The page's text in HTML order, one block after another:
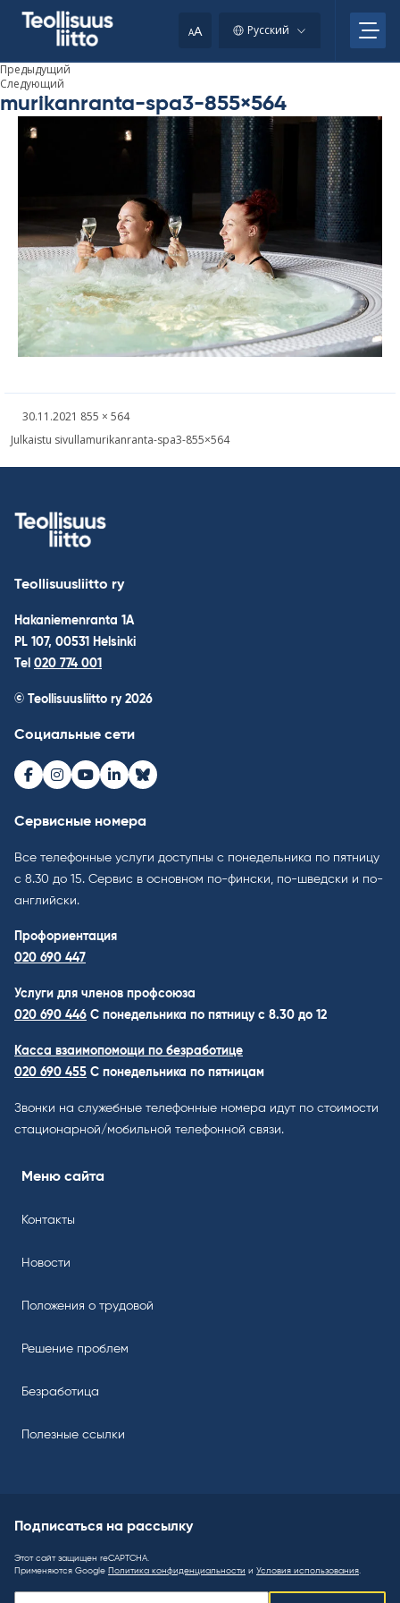
AA Русский
Предыдущий
Следующий
murikanranta-spa3-855×564
Kirjoitettu
30.11.2021 Täysikokoinen
855 × 564
Навигация
Julkaistu sivullamurikanranta-spa3-855×564
Teollisuusliitto ry
Hakaniemenranta 1A
PL 107, 00531 Helsinki
Tel 020 774 001
© Teollisuusliitto ry 2026
Социальные сети
Facebook
Instagram
Youtube
LinkedInBluesky
Сервисные номера
Все телефонные услуги доступны с понедельника по пятницу
с 8.30 до 15. Cервис в основном по-фински, по-шведски и по-
английски.
Профориентация
020 690 447
Услуги для членов профсоюза
020 690 446 C понедельника по пятницу с 8.30 до 12
Касса взаимопомощи по безработице
020 690 455 С понедельника по пятницам
Звонки на служебные телефонные номера идут по стоимости
стационарной/мобильной телефонной связи.
Меню сайта
Контакты
Новости
Положения о трудовой
Решение проблем
Безработица
Полезные ссылки
Подписаться на рассылку
Этот сайт защищен reCAPTCHA.
Применяются Google Политика конфиденциальности и Условия использования.